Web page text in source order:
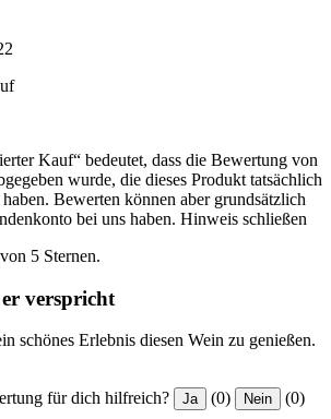
Kauf“ bedeutet, dass die Bewertung von
wurde, die dieses Produkt tatsächlich
Bewerten können aber grundsätzlich
bei uns haben. Hinweis schließen
5 Sternen.
verspricht
schönes Erlebnis diesen Wein zu genießen.
für dich hilfreich? Ja (0) Nein (0)